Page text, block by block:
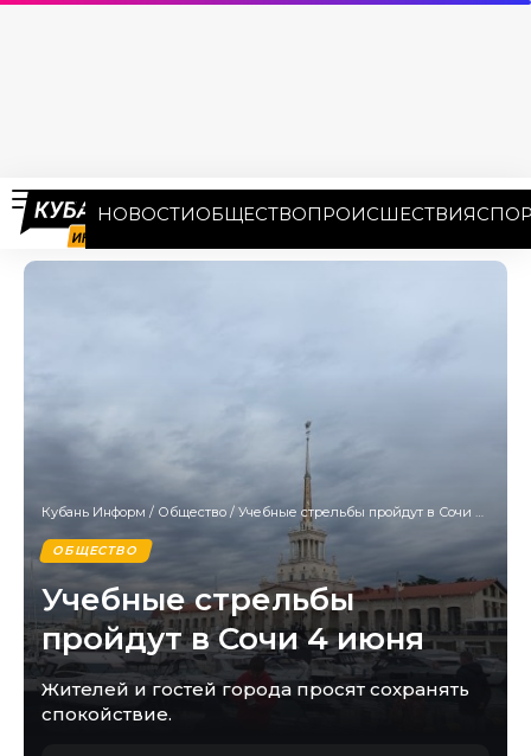
НОВОСТИОБЩЕСТВОПРОИСШЕСТВИЯ
Кубань Информ / Общество / Учебные стрельбы пройдут в Сочи 4 июня
ОБЩЕСТВО
Учебные стрельбы
пройдут в Сочи 4 июня
Жителей и гостей города просят сохранять
спокойствие.